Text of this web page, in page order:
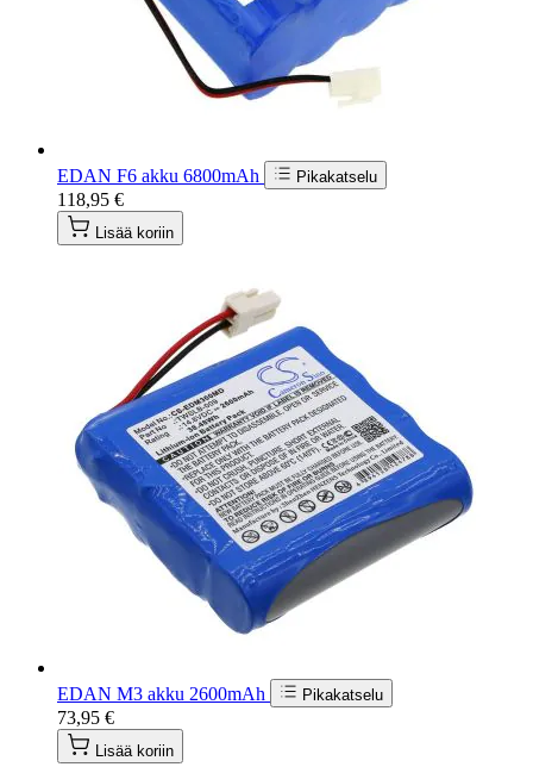
EDAN F6 akku 6800mAh Pikakatselu
118,95 €
Lisää koriin
EDAN M3 akku 2600mAh Pikakatselu
73,95 €
Lisää koriin